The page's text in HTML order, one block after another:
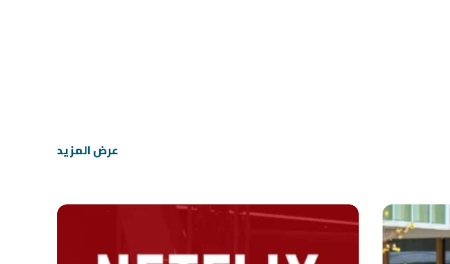
عرض المزيد